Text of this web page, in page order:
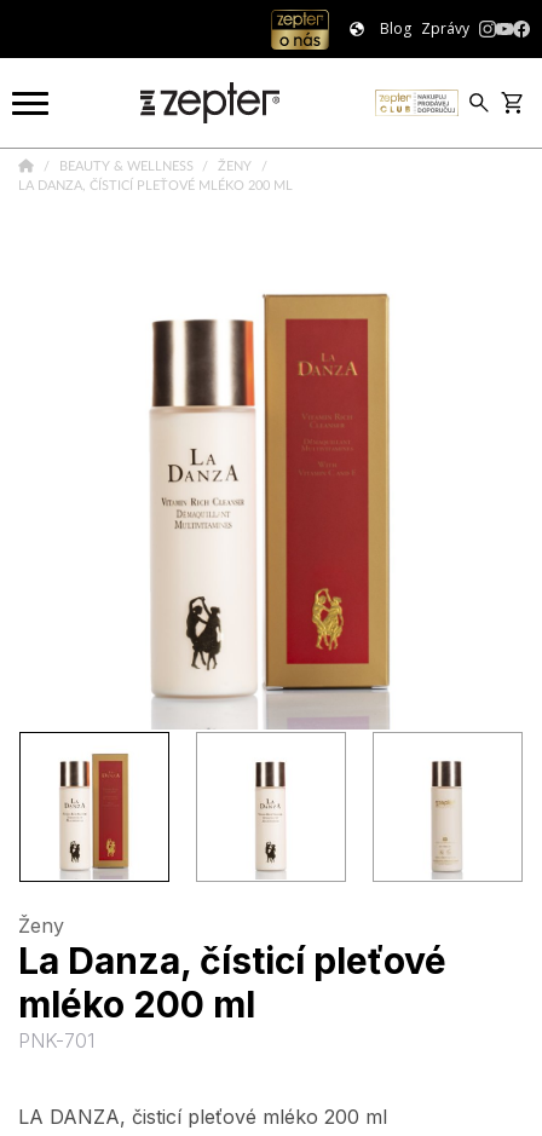
Blog Zprávy
BEAUTY & WELLNESS
ŽENY
LA DANZA, ČÍSTICÍ PLEŤOVÉ MLÉKO 200 ML
Ženy
La Danza, čísticí pleťové
mléko 200 ml
PNK-701
LA DANZA, čisticí pleťové mléko 200 ml